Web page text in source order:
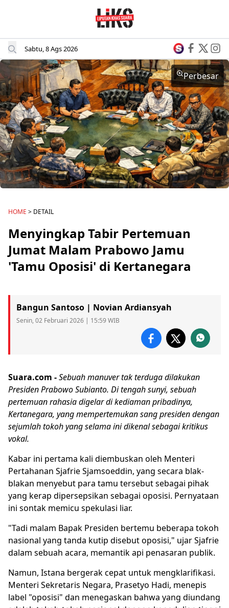
Sabtu, 8 Ags 2026
Perbesar
HOME > DETAIL
Menyingkap Tabir Pertemuan
Jumat Malam Prabowo Jamu
'Tamu Oposisi' di Kertanegara
Bangun Santoso | Novian Ardiansyah
Senin, 02 Februari 2026 | 15:59 WIB
Suara.com -Sebuah manuver tak terduga dilakukan
PresidenPrabowoSubianto. Di tengah sunyi, sebuah
pertemuan rahasia digelar di kediaman pribadinya,
Kertanegara, yang mempertemukan sang presiden dengan
sejumlah tokoh yang selama ini dikenal sebagai kritikus
vokal.
Kabar ini pertama kali diembuskan oleh Menteri
Pertahanan Sjafrie Sjamsoeddin, yang secara blak-
blakan menyebut para tamu tersebut sebagai pihak
yang kerap dipersepsikan sebagai oposisi. Pernyataan
ini sontak memicu spekulasi liar.
"Tadi malam Bapak Presiden bertemu beberapa tokoh
nasional yang tanda kutip disebut oposisi," ujar Sjafrie
dalam sebuah acara, memantik api penasaran publik.
Namun, Istana bergerak cepat untuk mengklarifikasi.
Menteri Sekretaris Negara, Prasetyo Hadi, menepis
label "oposisi" dan menegaskan bahwa yang diundang